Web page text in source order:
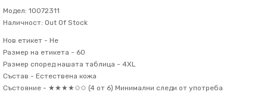
Модел: 10072311
Наличност: Out Of Stock
Нов етикет - Не
Размер на етикета - 60
Размер според нашата таблица - 4XL
Състав - Естествена кожа
Състояние - ★★★★✩✩ (4 от 6) Минимални следи от употреба